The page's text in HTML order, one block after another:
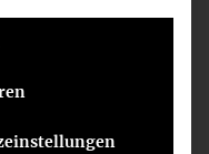
DATUM